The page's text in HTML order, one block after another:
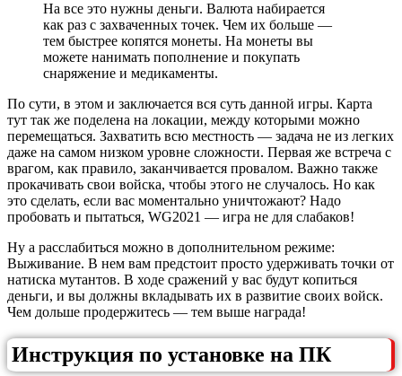
На все это нужны деньги. Валюта набирается
как раз с захваченных точек. Чем их больше —
тем быстрее копятся монеты. На монеты вы
можете нанимать пополнение и покупать
снаряжение и медикаменты.
По сути, в этом и заключается вся суть данной игры. Карта
тут так же поделена на локации, между которыми можно
перемещаться. Захватить всю местность — задача не из легких
даже на самом низком уровне сложности. Первая же встреча с
врагом, как правило, заканчивается провалом. Важно также
прокачивать свои войска, чтобы этого не случалось. Но как
это сделать, если вас моментально уничтожают? Надо
пробовать и пытаться, WG2021 — игра не для слабаков!
Ну а расслабиться можно в дополнительном режиме:
Выживание. В нем вам предстоит просто удерживать точки от
натиска мутантов. В ходе сражений у вас будут копиться
деньги, и вы должны вкладывать их в развитие своих войск.
Чем дольше продержитесь — тем выше награда!
Инструкция по установке на ПК